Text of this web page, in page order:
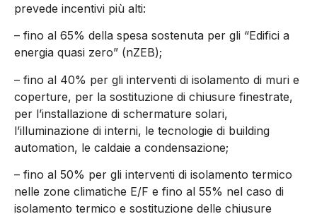
prevede incentivi più alti:
– fino al 65% della spesa sostenuta per gli “Edifici a
energia quasi zero” (nZEB);
– fino al 40% per gli interventi di isolamento di muri e
coperture, per la sostituzione di chiusure finestrate,
per l’installazione di schermature solari,
l’illuminazione di interni, le tecnologie di building
automation, le caldaie a condensazione;
– fino al 50% per gli interventi di isolamento termico
nelle zone climatiche E/F e fino al 55% nel caso di
isolamento termico e sostituzione delle chiusure